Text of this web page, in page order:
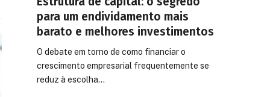
para um endividamento mais
barato e melhores investimentos
O debate em torno de como financiar o
crescimento empresarial frequentemente se
reduz à escolha…